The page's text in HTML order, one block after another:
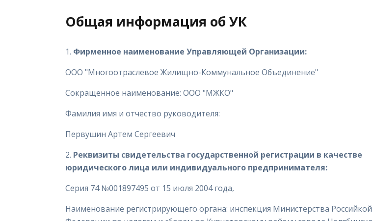
Общая информация об УК
1. Фирменное наименование Управляющей Организации:
ООО "Многоотраслевое Жилищно-Коммунальное Объединение"
Сокращенное наименование: ООО "МЖКО"
Фамилия имя и отчество руководителя:
Первушин Артем Сергеевич
2. Реквизиты свидетельства государственной регистрации в качестве
юридического лица или индивидуального предпринимателя:
Серия 74 №001897495 от 15 июля 2004 года,
Наименование регистрирующего органа: инспекция Министерства Российкой